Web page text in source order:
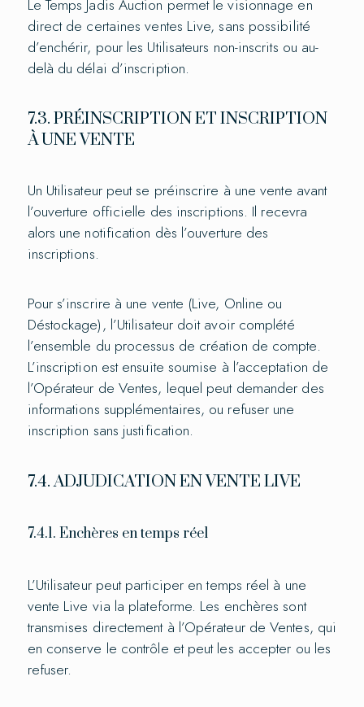
Le Temps Jadis Auction permet le visionnage en
direct de certaines ventes Live, sans possibilité
d’enchérir, pour les Utilisateurs non-inscrits ou au-
delà du délai d’inscription.
7.3. PRÉINSCRIPTION ET INSCRIPTION
À UNE VENTE
Un Utilisateur peut se préinscrire à une vente avant
l’ouverture officielle des inscriptions. Il recevra
alors une notification dès l’ouverture des
inscriptions.
Pour s’inscrire à une vente (Live, Online ou
Déstockage), l’Utilisateur doit avoir complété
l’ensemble du processus de création de compte.
L’inscription est ensuite soumise à l’acceptation de
l’Opérateur de Ventes, lequel peut demander des
informations supplémentaires, ou refuser une
inscription sans justification.
7.4. ADJUDICATION EN VENTE LIVE
7.4.1. Enchères en temps réel
L’Utilisateur peut participer en temps réel à une
vente Live via la plateforme. Les enchères sont
transmises directement à l’Opérateur de Ventes, qui
en conserve le contrôle et peut les accepter ou les
refuser.